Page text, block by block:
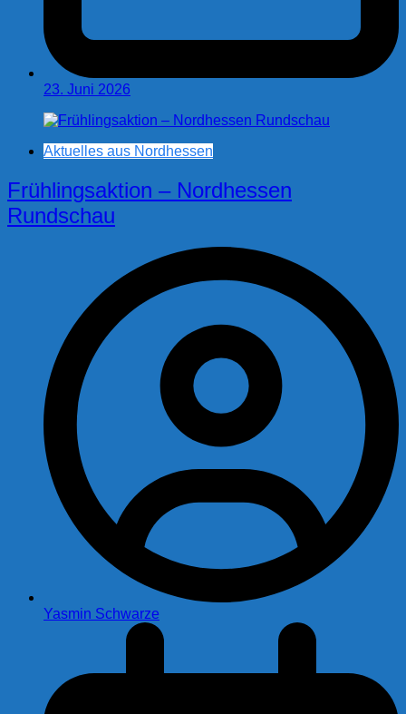
23. Juni 2026
Aktuelles aus Nordhessen
Frühlingsaktion – Nordhessen
Rundschau
Yasmin Schwarze